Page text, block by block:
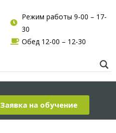
Режим работы 9-00 – 17-
30
Обед 12-00 – 12-30
Заявка на обучение